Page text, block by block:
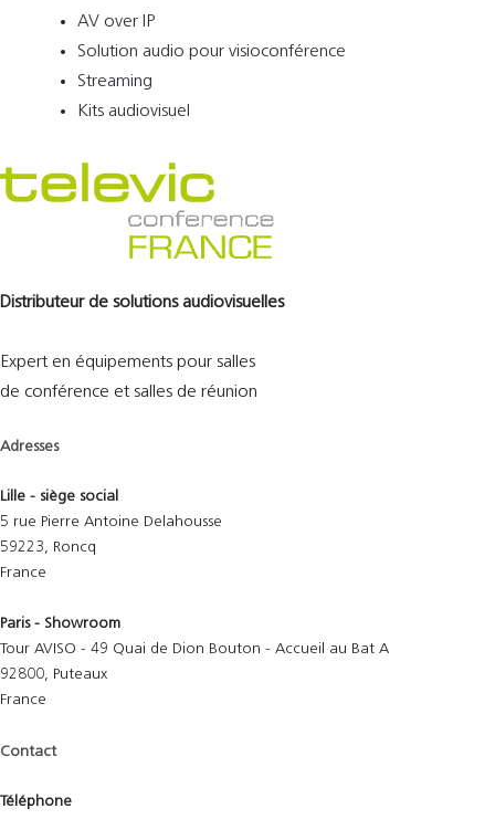
AV over IP
Solution audio pour visioconférence
Streaming
Kits audiovisuel
Distributeur de solutions audiovisuelles
Expert en équipements pour salles
de conférence et salles de réunion
Adresses
Lille - siège social
5 rue Pierre Antoine Delahousse
59223, Roncq
France
Paris - Showroom
Tour AVISO - 49 Quai de Dion Bouton - Accueil au Bat A
92800, Puteaux
France
Contact
Téléphone